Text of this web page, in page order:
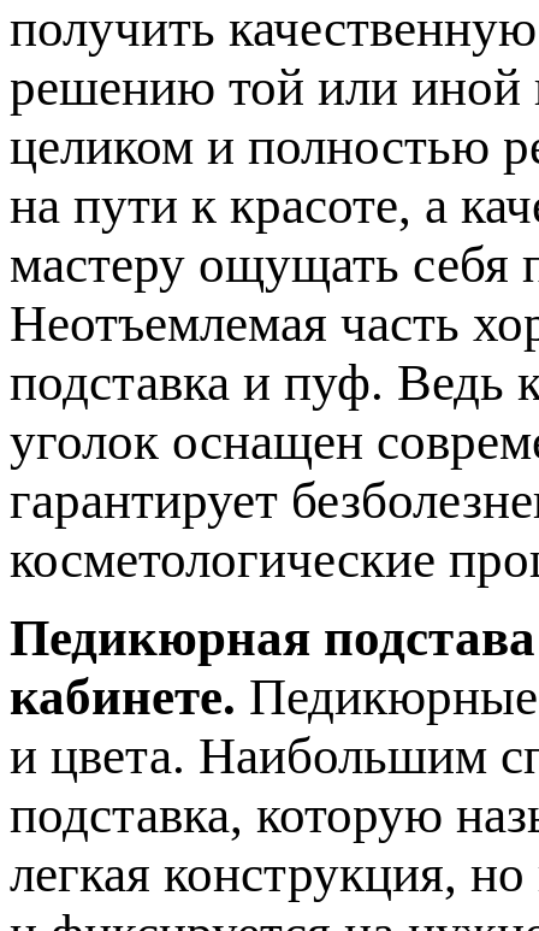
получить
решению той или иной
целиком и полностью
на пути к красоте, а
мастеру ощущать себя
Неотъемлемая часть
подставка и пуф. Ведь
уголок оснащен
гарантирует
косметологические
Педикюрная подстава
кабинете. Педикюрные
и цвета. Наибольшим
подставка, которую
легкая конструкция,